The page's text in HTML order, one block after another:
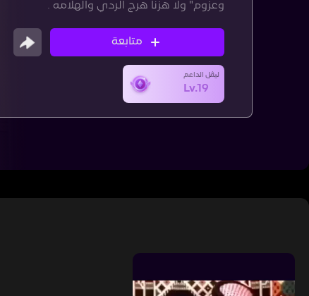
وعزوم" ‏ولا هزنا هرج الردي والهلامه .
متابعة
ليڤل الداعم
Lv.19